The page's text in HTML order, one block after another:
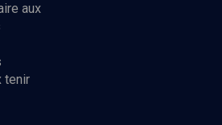
aux
tenir